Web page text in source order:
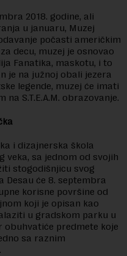
2018. godine, ali
u januaru, Muzej
počasti američkim
decu, muzej je osnovao
Fanatika, maskotu, i to
je na južnoj obali jezera
legende, muzej će imati
S.T.E.A.M. obrazovanje.
i dizajnerska škola
veka, sa jednom od svojih
stogodišnjicu svog
Desau će 8. septembra
korisne površine od
koji je opisan kao
u gradskom parku u
obuhvatiće predmete koje
sa raznim